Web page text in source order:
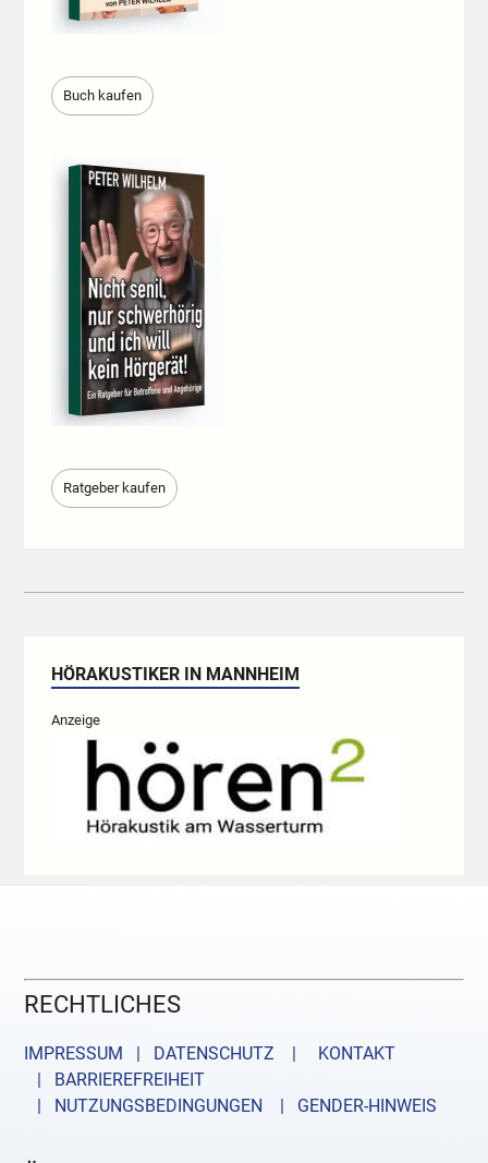
Buch kaufen
Ratgeber kaufen
HÖRAKUSTIKER IN MANNHEIM
Anzeige
RECHTLICHES
IMPRESSUM | DATENSCHUTZ |
KONTAKT
| BARRIEREFREIHEIT
| NUTZUNGSBEDINGUNGEN
| GENDER-HINWEIS